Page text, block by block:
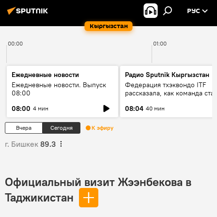
Кыргызстан
РУС
00:00 01:00
Ежедневные новости
Ежедневные новости. Выпуск
08:00
08:00 4 мин
Радио Sputnik Кыргызстан
Федерация тхэквондо ITF
рассказала, как команда
08:04 40 мин
Вчера Сегодня К эфиру
г. Бишкек 89.3
Официальный визит Жээнбекова в
Таджикистан